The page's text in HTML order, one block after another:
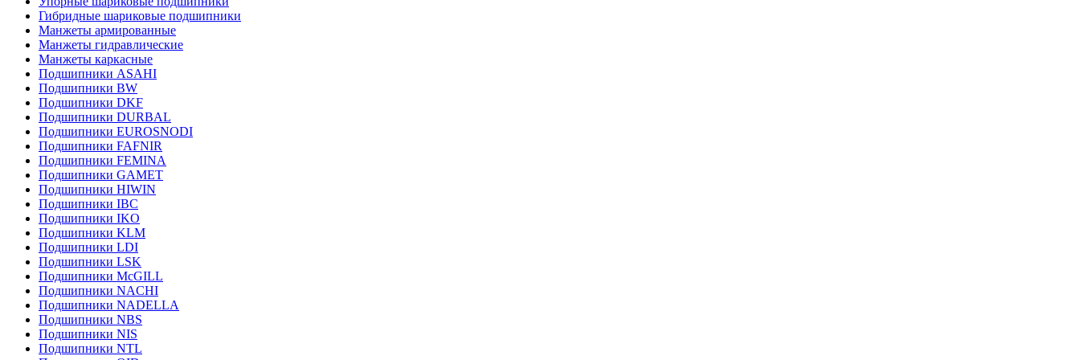
Гибридные шариковые подшипники
Манжеты армированные
Манжеты гидравлические
Манжеты каркасные
Подшипники ASAHI
Подшипники BW
Подшипники DKF
Подшипники DURBAL
Подшипники EUROSNODI
Подшипники FAFNIR
Подшипники FEMINA
Подшипники GAMET
Подшипники HIWIN
Подшипники IBC
Подшипники IKO
Подшипники KLM
Подшипники LDI
Подшипники LSK
Подшипники McGILL
Подшипники NACHI
Подшипники NADELLA
Подшипники NBS
Подшипники NIS
Подшипники NTL